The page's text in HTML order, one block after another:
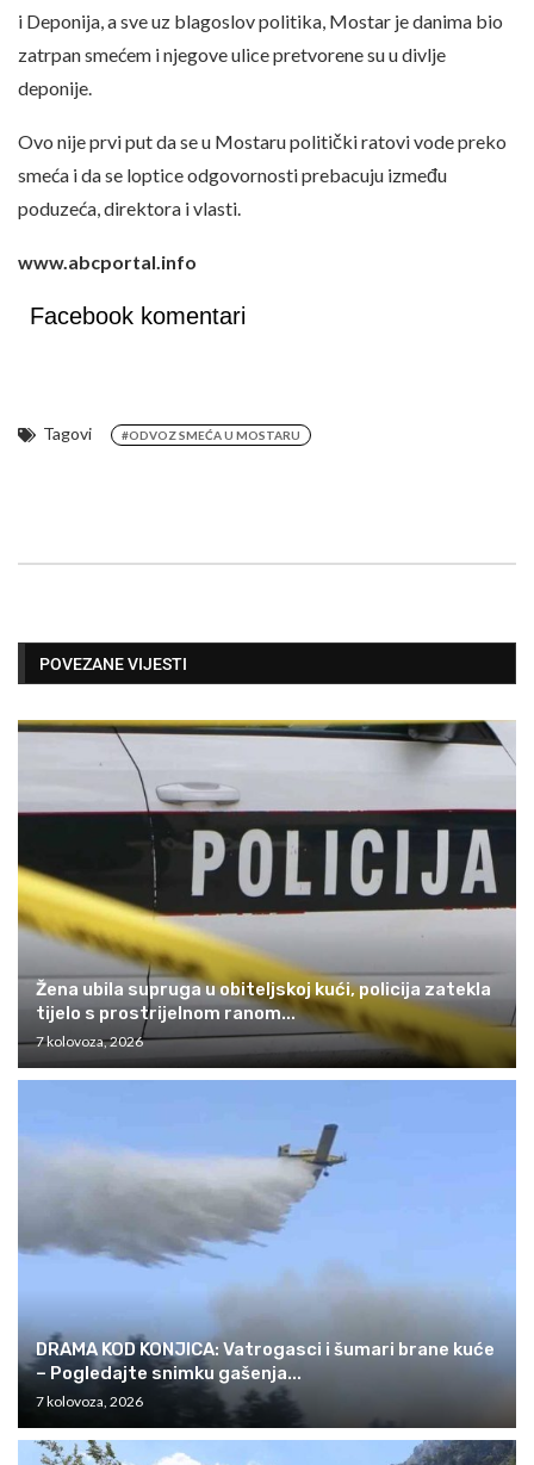
i Deponija, a sve uz blagoslov politika, Mostar je danima bio
zatrpan smećem i njegove ulice pretvorene su u divlje
deponije.
Ovo nije prvi put da se u Mostaru politički ratovi vode preko
smeća i da se loptice odgovornosti prebacuju između
poduzeća, direktora i vlasti.
www.abcportal.info
Facebook komentari
Tagovi #ODVOZ SMEĆA U MOSTARU
POVEZANE VIJESTI
Žena ubila supruga u obiteljskoj kući, policija zatekla
tijelo s prostrijelnom ranom...
7 kolovoza, 2026
DRAMA KOD KONJICA: Vatrogasci i šumari brane kuće
– Pogledajte snimku gašenja...
7 kolovoza, 2026